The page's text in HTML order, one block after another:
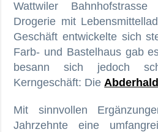
Wattwiler
Drogerie mit
Geschäft entwickelte sich
Farb- und Bastelhaus gab
besann sich jedoch
Kerngeschäft: Die
Mit sinnvollen
Jahrzehnte eine